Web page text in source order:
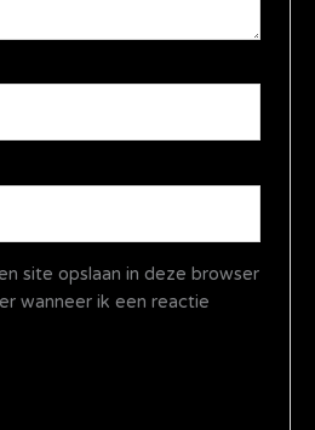
site opslaan in deze browser
wanneer ik een reactie